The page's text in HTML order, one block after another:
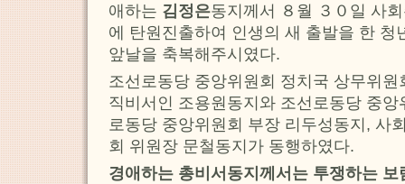
애하는 김정은동지께서 ８월 ３０일 사
에 탄원진출하여 인생의 새 출발을 한 청
앞날을 축복해주시였다.
조선로동당 중앙위원회 정치국 상무위
직비서인 조용원동지와 조선로동당 중
로동당 중앙위원회 부장 리두성동지, 사
회 위원장 문철동지가 동행하였다.
경애하는 총비서동지께서는 투쟁하는